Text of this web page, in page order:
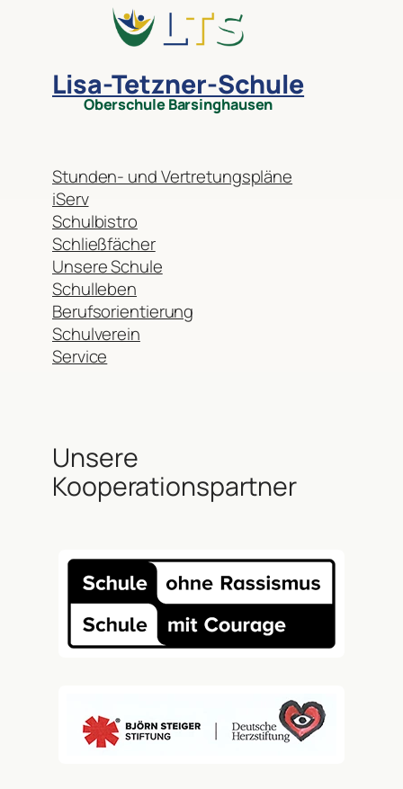
Lisa-Tetzner-Schule
Oberschule Barsinghausen
Stunden- und Vertretungspläne
iServ
Schulbistro
Schließfächer
Unsere Schule
Schulleben
Berufsorientierung
Schulverein
Service
Unsere
Kooperationspartner